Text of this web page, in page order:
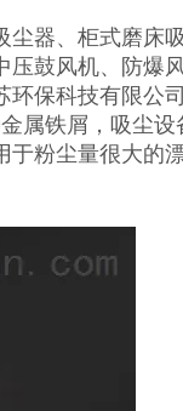
尘器、柜式磨床
压鼓风机、防爆
环保科技有限公
属铁屑，吸尘
于粉尘量很大的